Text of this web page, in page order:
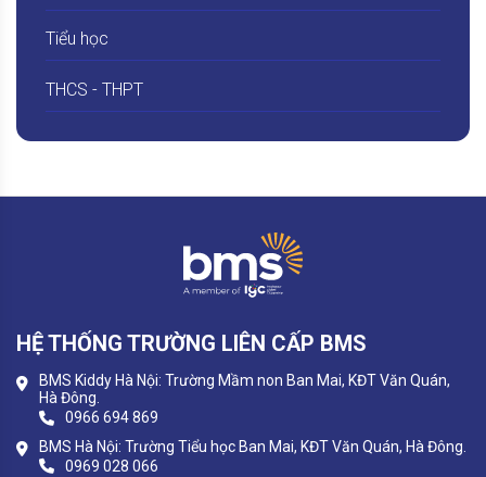
Tiểu học
THCS - THPT
HỆ THỐNG TRƯỜNG LIÊN CẤP BMS
BMS Kiddy Hà Nội: Trường Mầm non Ban Mai, KĐT Văn Quán,
Hà Đông.
0966 694 869
BMS Hà Nội: Trường Tiểu học Ban Mai, KĐT Văn Quán, Hà Đông.
0969 028 066